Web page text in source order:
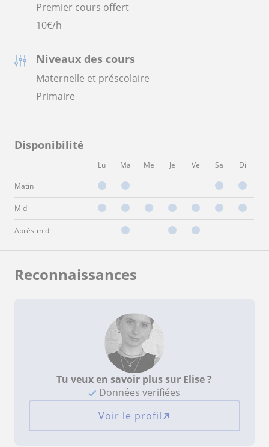
Premier cours offert
10€/h
Niveaux des cours
Maternelle et préscolaire
Primaire
Disponibilité
Lu Ma Me Je Ve Sa Di
Matin
Midi
Après-midi
Reconnaissances
Tu veux en savoir plus sur Elise ?
Données verifiées
Voir le profil